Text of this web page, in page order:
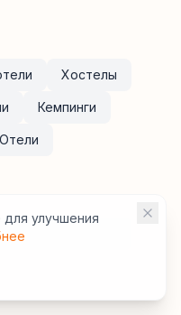
Хостелы
Кемпинги
Отели
с ж/д вокзалом
улучшения